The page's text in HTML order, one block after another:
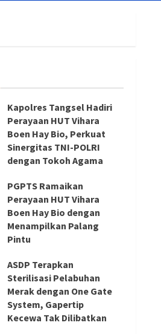
Kapolres Tangsel Hadiri
Perayaan HUT Vihara
Boen Hay Bio, Perkuat
Sinergitas TNI-POLRI
dengan Tokoh Agama
PGPTS Ramaikan
Perayaan HUT Vihara
Boen Hay Bio dengan
Menampilkan Palang
Pintu
ASDP Terapkan
Sterilisasi Pelabuhan
Merak dengan One Gate
System, Gapertip
Kecewa Tak Dilibatkan